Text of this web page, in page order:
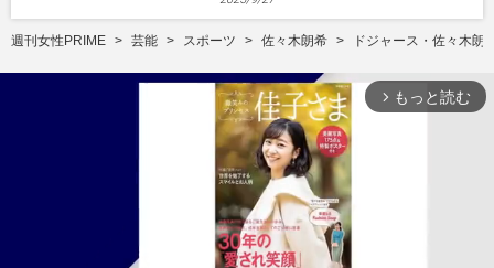
週刊女性PRIME 芸能 スポーツ 佐々木朗希 ドジャース・佐々木朗
arrow_forward_ios もっと読む